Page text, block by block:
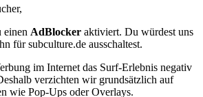
einen AdBlocker aktiviert. Du würdest uns
für subculture.de ausschaltest.
im Internet das Surf-Erlebnis negativ
verzichten wir grundsätzlich auf
wie Pop-Ups oder Overlays.